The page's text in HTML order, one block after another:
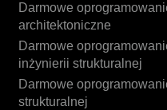
Darmowe
architektoniczne
Darmowe
inżynierii strukturalnej
Darmowe
strukturalnej